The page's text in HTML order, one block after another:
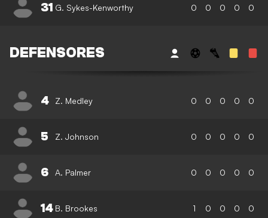
31 G. Sykes-Kenworthy 0 0 0 0 0
DEFENSORES
4 Z. Medley 0 0 0 0 0
5 Z. Johnson 0 0 0 0 0
6 A. Palmer 0 0 0 0 0
14 B. Brookes 1 0 0 0 0